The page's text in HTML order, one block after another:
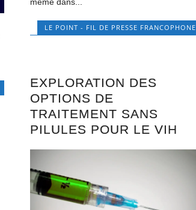
LE POINT - FIL DE PRESSE FRANCOPHONE
EXPLORATION DES
OPTIONS DE
TRAITEMENT SANS
PILULES POUR LE VIH